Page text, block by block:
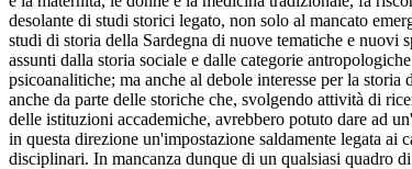
desolante di studi storici legato, non solo al mancato
studi di storia della Sardegna di nuove tematiche e nuovi
assunti dalla storia sociale e dalle categorie
psicoanalitiche; ma anche al debole interesse per la storia
anche da parte delle storiche che, svolgendo attività di
delle istituzioni accademiche, avrebbero potuto dare ad
in questa direzione un'impostazione saldamente legata ai
disciplinari. In mancanza dunque di un qualsiasi quadro